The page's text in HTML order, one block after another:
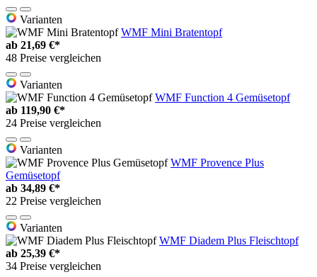
Varianten
WMF Mini Bratentopf
ab 21,69 €*
48 Preise vergleichen
Varianten
WMF Function 4 Gemüsetopf
ab 119,90 €*
24 Preise vergleichen
Varianten
WMF Provence Plus
Gemüsetopf
ab 34,89 €*
22 Preise vergleichen
Varianten
WMF Diadem Plus Fleischtopf
ab 25,39 €*
34 Preise vergleichen